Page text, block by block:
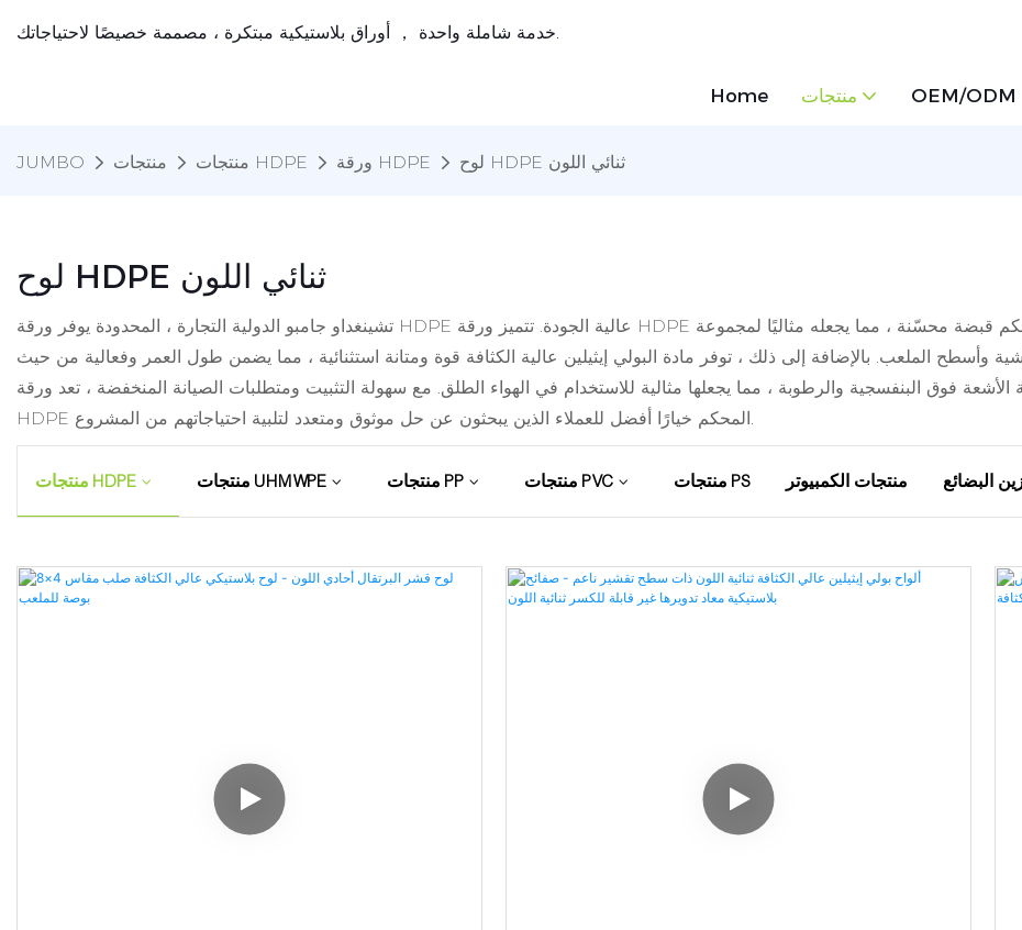
خدمة شاملة واحدة ， أوراق بلاستيكية مبتكرة ، مصممة خصيصًا لاحتياجاتك.
Home منتجات OEM/ODM
JUMBO منتجات منتجات HDPE ورقة HDPE لوح HDPE ثنائي اللون
لوح HDPE ثنائي اللون
تشينغداو جامبو الدولية التجارة ، المحدودة يوفر ورقة HDPE عالية الجودة. تتميز ورقة HDPE المحكم عدد لا يحصى من المزايا. أولاً ، يوفر سطحه المحكم قبضة محسّنة ، مما يجعله مثاليًا لمجموعة
وأسطح الملعب. بالإضافة إلى ذلك ، توفر مادة البولي إيثيلين عالية الكثافة قوة ومتانة استثنائية ، مما يضمن طول العمر وفعالية من حيث
الأشعة فوق البنفسجية والرطوبة ، مما يجعلها مثالية للاستخدام في الهواء الطلق. مع سهولة التثبيت ومتطلبات الصيانة المنخفضة ، تعد ورقة
HDPE المحكم خيارًا أفضل للعملاء الذين يبحثون عن حل موثوق ومتعدد لتلبية احتياجاتهم من المشروع.
منتجات HDPE منتجات UHMWPE منتجات PP منتجات PVC منتجات PS منتجات الكمبيوتر البضائع